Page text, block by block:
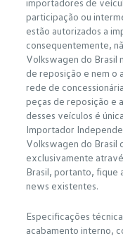
importadores de
participação ou
estão autorizados a
consequentemente,
Volkswagen do Brasil
de reposição e nem o
rede de
peças de reposição e
desses veículos é
Importador
Volkswagen do Brasil
exclusivamente
Brasil, portanto, fique
news existentes.
Especificações
acabamento interno,